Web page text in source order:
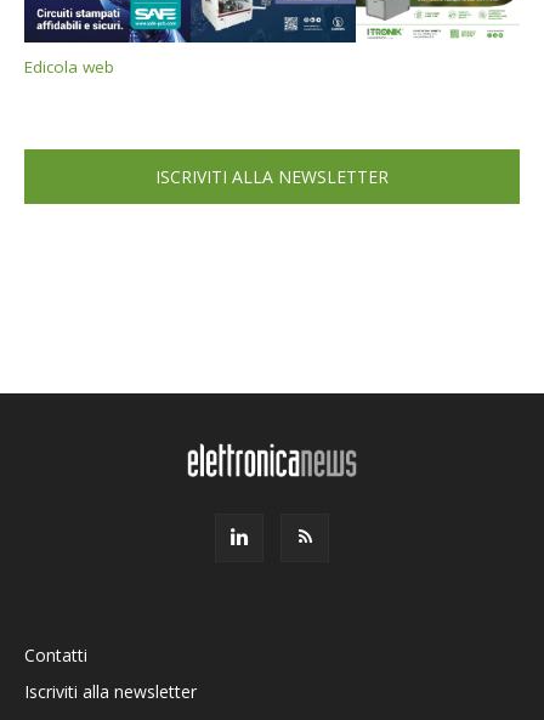
Edicola web
ISCRIVITI ALLA NEWSLETTER
Contatti
Iscriviti alla newsletter